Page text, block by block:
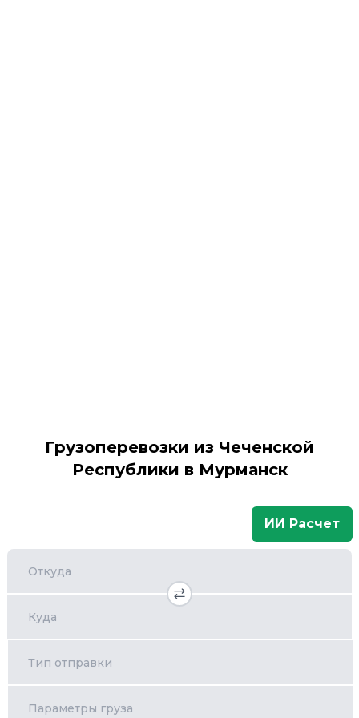
Грузоперевозки из Чеченской
Республики в Мурманск
ИИ Расчет
Откуда
Куда
Тип отправки
Параметры груза